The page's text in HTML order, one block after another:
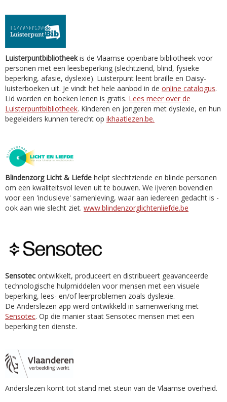
Luisterpuntbibliotheekis de Vlaamse openbare bibliotheek voor
personen met een leesbeperking (slechtziend, blind, fysieke
beperking, afasie, dyslexie). Luisterpunt leent braille en Daisy-
luisterboeken uit. Je vindt het hele aanbod in de online catalogus.
Lid worden en boeken lenen is gratis. Lees meer over de
Luisterpuntbibliotheek. Kinderen en jongeren met dyslexie, en hun
begeleiders kunnen terecht op ikhaatlezen.be.
Blindenzorg Licht & Liefde helpt slechtziende en blinde personen
om een kwaliteitsvol leven uit te bouwen. We ijveren bovendien
voor een 'inclusieve' samenleving, waar aan iedereen gedacht is -
ook aan wie slecht ziet. www.blindenzorglichtenliefde.be
Sensotec ontwikkelt, produceert en distribueert geavanceerde
technologische hulpmiddelen voor mensen met een visuele
beperking, lees- en/of leerproblemen zoals dyslexie.
De Anderslezen app werd ontwikkeld in samenwerking met
Sensotec. Op die manier staat Sensotec mensen met een
beperking ten dienste.
Anderslezen komt tot stand met steun van de Vlaamse overheid.